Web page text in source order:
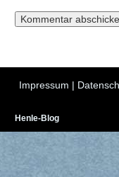
Impressum |
Henle-Blog